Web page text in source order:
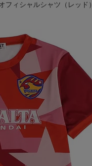
フィシャルシャツ（レッド）